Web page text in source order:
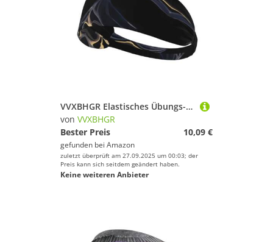
VVXBHGR Elastisches Übungs-Stirnband für Damen und Herren, weich, schnell trocknend
von VVXBHGR
Bester Preis
10,09 €
gefunden bei Amazon
zuletzt überprüft am 27.09.2025 um 00:03; der
Preis kann sich seitdem geändert haben.
Keine weiteren Anbieter